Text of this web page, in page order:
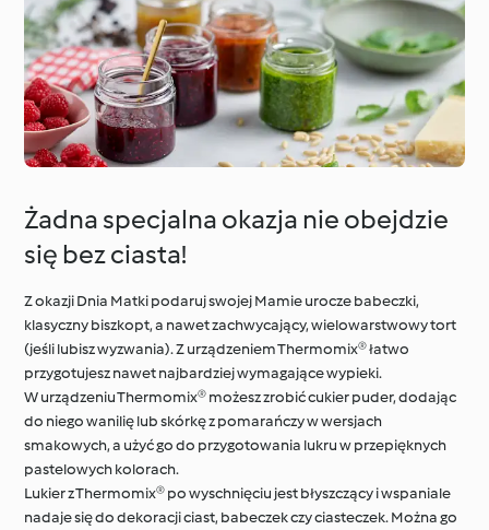
Żadna specjalna okazja nie obejdzie
się bez ciasta!
Z okazji Dnia Matki podaruj swojej Mamie urocze babeczki,
klasyczny biszkopt, a nawet zachwycający, wielowarstwowy tort
(jeśli lubisz wyzwania). Z urządzeniem Thermomix® łatwo
przygotujesz nawet najbardziej wymagające wypieki.
W urządzeniu Thermomix® możesz zrobić cukier puder, dodając
do niego wanilię lub skórkę z pomarańczy w wersjach
smakowych, a użyć go do przygotowania lukru w przepięknych
pastelowych kolorach.
Lukier z Thermomix® po wyschnięciu jest błyszczący i wspaniale
nadaje się do dekoracji ciast, babeczek czy ciasteczek. Można go